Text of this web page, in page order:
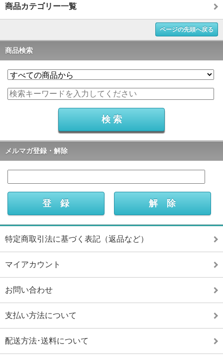
商品カテゴリー一覧
ページの先頭へ戻る
商品検索
メルマガ登録・解除
特定商取引法に基づく表記（返品など）
マイアカウント
お問い合わせ
支払い方法について
配送方法･送料について